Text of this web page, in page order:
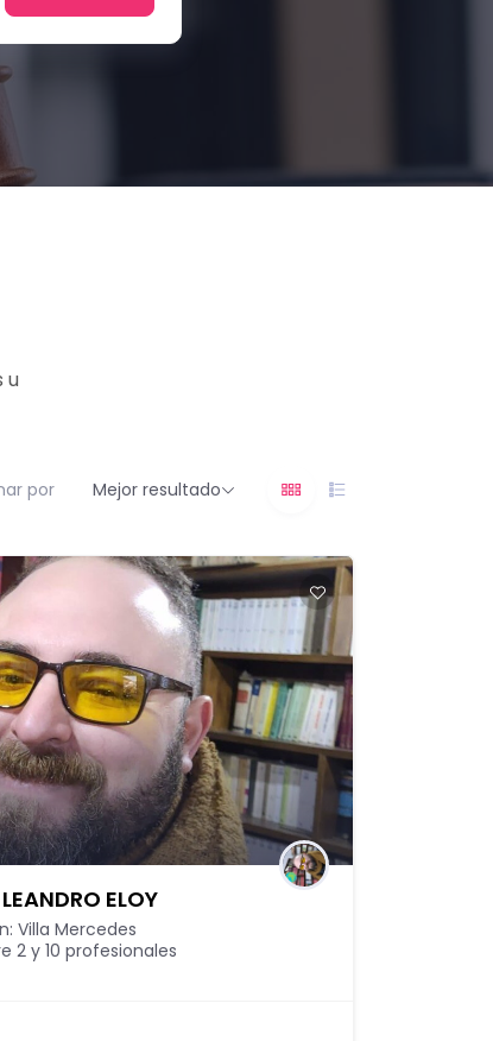
u
por Mejor resultado
ELOY
Villa Mercedes
2 y 10 profesionales